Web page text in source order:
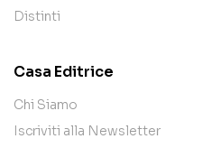
Distinti
Casa Editrice
Chi Siamo
Iscriviti alla Newsletter